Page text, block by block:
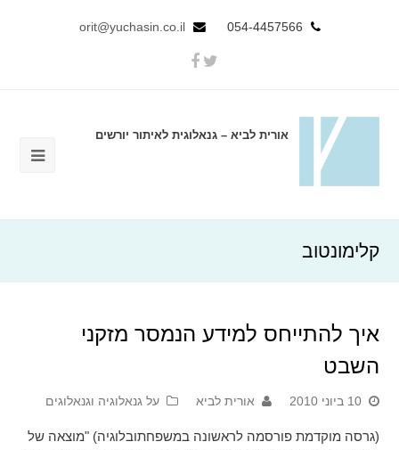
orit@yuchasin.co.il
אורית לביא – גנאלוגית לאיתור יורשים
קלימונטוב
איך להתייחס למידע הנמסר מזקני
השבט
10 ביוני 2010 אורית לביא על גנאלוגיה וגנאלוגים
(גרסה מוקדמת פורסמה לראשונה במשפחתובלוגיה) "מוצאה של